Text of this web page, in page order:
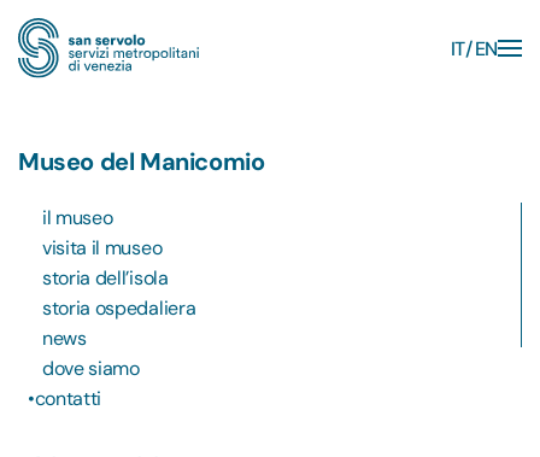
Skip to main content
IT EN
Museo del Manicomio
il museo
visita il museo
storia dell’isola
storia ospedaliera
news
dove siamo
contatti